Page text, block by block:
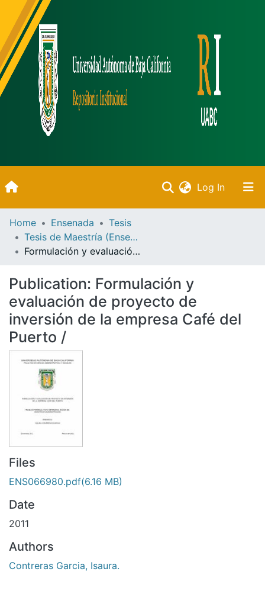
Log In(current)
Inicio
Communities & Collections
Statistics
Bibliotecas
Home Ensenada
Tesis
Tesis de Maestría (Ensenada)
Formulación y evaluación de proyecto de inversión de la empresa Café del Puerto /
Publication: Formulación y
evaluación de proyecto de
inversión de la empresa Café del
Puerto /
Files
ENS066980.pdf(6.16 MB)
Date
2011
Authors
Contreras Garcia, Isaura.